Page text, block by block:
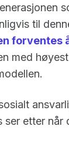
til
forventes
med
etter når